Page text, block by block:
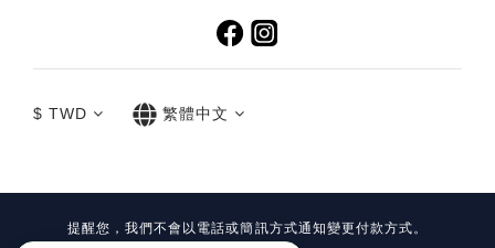
$ TWD 繁體中文
提醒您，我們不會以電話或簡訊方式通知變更付款方式。